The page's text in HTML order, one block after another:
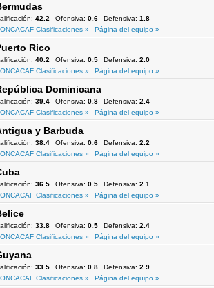
42.2 Ofensiva: 0.6 Defensiva: 1.8
Clasificaciones »
Página del equipo »
Rico
40.2 Ofensiva: 0.5 Defensiva: 2.0
Clasificaciones »
Página del equipo »
Dominicana
39.4 Ofensiva: 0.8 Defensiva: 2.4
Clasificaciones »
Página del equipo »
y Barbuda
38.4 Ofensiva: 0.6 Defensiva: 2.2
Clasificaciones »
Página del equipo »
36.5 Ofensiva: 0.5 Defensiva: 2.1
Clasificaciones »
Página del equipo »
33.8 Ofensiva: 0.5 Defensiva: 2.4
Clasificaciones »
Página del equipo »
33.5 Ofensiva: 0.8 Defensiva: 2.9
Clasificaciones »
Página del equipo »